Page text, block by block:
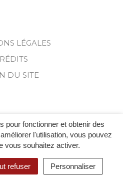
pour fonctionner et obtenir des
l'utilisation, vous pouvez
vous souhaitez activer.
refuser Personnaliser
LÉGALES
DU SITE